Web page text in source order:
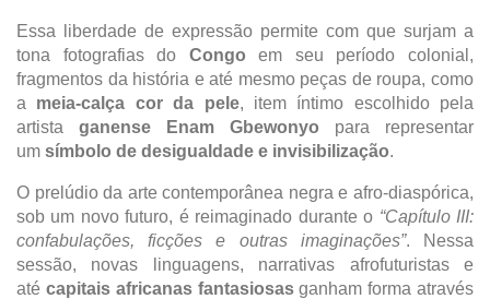
Essa liberdade de expressão permite com que surjam a
tona fotografias do Congoem seu período colonial,
fragmentos da história e até mesmo peças de roupa, como
a meia-calça cor da pele, item íntimo escolhido pela
artista ganense Enam Gbewonyo para representar
um símbolo de desigualdade e invisibilização.
O prelúdio da arte contemporânea negra e afro-diaspórica,
sob um novo futuro, é reimaginado durante o “Capítulo III:
confabulações, ficções e outras imaginações”. Nessa
sessão, novas linguagens, narrativas afrofuturistas e
até capitais africanas fantasiosasganham forma através